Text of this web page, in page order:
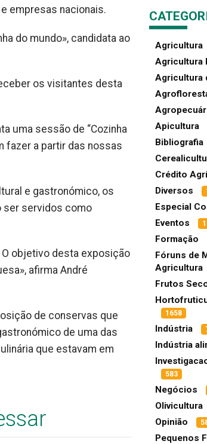
empresas nacionais.
do mundo», candidata ao
os visitantes desta
uma sessão de “Cozinha
fazer a partir das nossas
e gastronómico, os
ser servidos como
objetivo desta exposição
afirma André
de conservas que
de uma das
que estavam em
Agricultura
Agricultura
Agricultura
Apicultura
Bibliografia
Crédito
Diversos
Especial
Eventos
Formação
Fóruns de
Agricultura
Frutos
1658
Indústria
Indústria
583
Negócios
Olivicultura
Opinião
Pequenos